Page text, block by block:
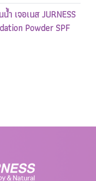
เจอเนส JURNESS
Powder SPF